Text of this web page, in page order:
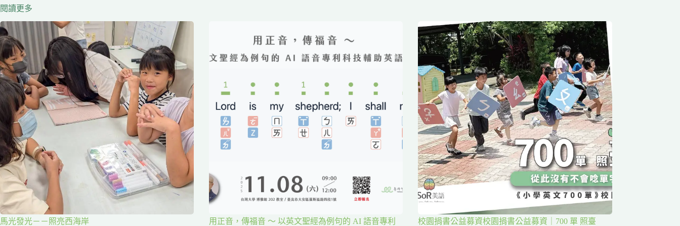
閱讀更多
馬光發光－－照亮西海岸 用正音，傳福音 ～ 以英文聖經為例句的 AI 語音專利 校園捐書公益募資校園捐書公益募資｜700 單 照臺